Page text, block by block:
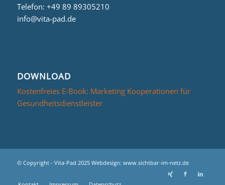
Telefon: +49 89 89305210
info@vita-pad.de
DOWNLOAD
Kostenfreies E-Book: Marketing Kooperationen für
Gesundheitsdienstleister
© Copyright - Vita-Pad 2025 Webdesign: www.sichtbar-im-netz.de